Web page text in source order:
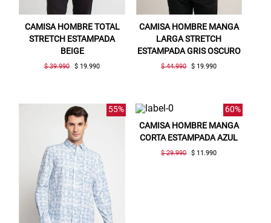
CAMISA HOMBRE TOTAL
STRETCH ESTAMPADA
BEIGE
$ 39.990 $ 19.990
CAMISA HOMBRE MANGA
LARGA STRETCH
ESTAMPADA GRIS OSCURO
$ 44.990 $ 19.990
55% 60%
CAMISA HOMBRE MANGA
CORTA ESTAMPADA AZUL
$ 29.990 $ 11.990